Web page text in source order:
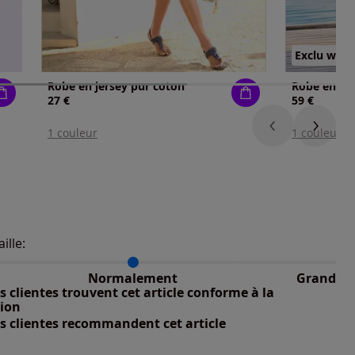
Robe en jersey pur coton
27 €
1 couleur
Exclu web
59 €
1 couleur
Normalement Grand
taillant selon les avis clients
: 0%
clientes trouvent cet article conforme à la
clientes recommandent cet article